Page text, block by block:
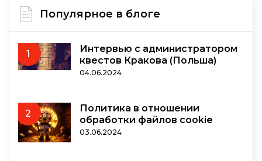
Популярное в блоге
1
Интервью с администратором
квестов Кракова (Польша)
04.06.2024
2
Политика в отношении
обработки файлов cookie
03.06.2024